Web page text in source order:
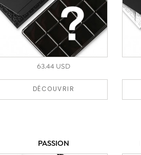
63.44 USD
DÉCOUVRIR
PASSION